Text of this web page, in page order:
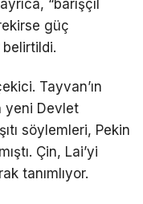
“barışçıl
güç
belirtildi.
Tayvan’ın
yeni Devlet
söylemleri, Pekin
Çin, Lai’yi
tanımlıyor.